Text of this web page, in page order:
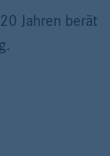
Jahren berät